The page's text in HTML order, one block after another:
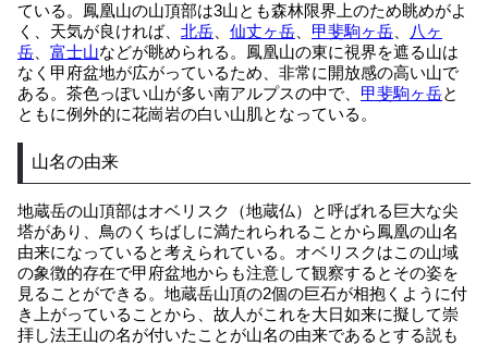
ている。鳳凰山の山頂部は3山とも森林限界上のため眺めがよ
く、天気が良ければ、 北岳 仙丈ヶ岳 甲斐駒ヶ岳
八ヶ
岳
富士山などが眺められる。鳳凰山の東に視界を遮る山は
なく甲府盆地が広がっているため、非常に開放感の高い山で
ある。茶色っぽい山が多い南アルプスの中で、 甲斐駒ヶ岳と
ともに例外的に花崗岩の白い山肌となっている。
山名の由来
地蔵岳の山頂部はオベリスク（地蔵仏）と呼ばれる巨大な尖
塔があり、鳥のくちばしに満たれられることから鳳凰の山名
由来になっていると考えられている。オベリスクはこの山域
の象徴的存在で甲府盆地からも注意して観察するとその姿を
見ることができる。地蔵岳山頂の2個の巨石が相抱くように付
き上がっていることから、故人がこれを大日如来に擬して崇
拝し法王山の名が付いたことが山名の由来であるとする説も